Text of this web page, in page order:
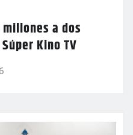
millones a dos
Kino TV